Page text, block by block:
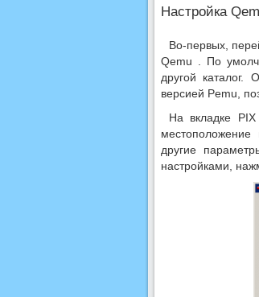
Настройка
Во-первых,
Qemu . По
другой каталог.
версией Pemu,
На вкладке
другие
настройками,